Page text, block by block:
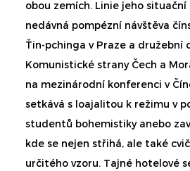
obou zemích. Linie jeho situační
nedávná pompézní návštěva
Ťin-pchinga v Praze a družební
Komunistické strany Čech a
na mezinárodní konferenci v
setkává s loajalitou k režimu v
studentů bohemistiky anebo
kde se nejen střihá, ale také
určitého vzoru. Tajné hotelové